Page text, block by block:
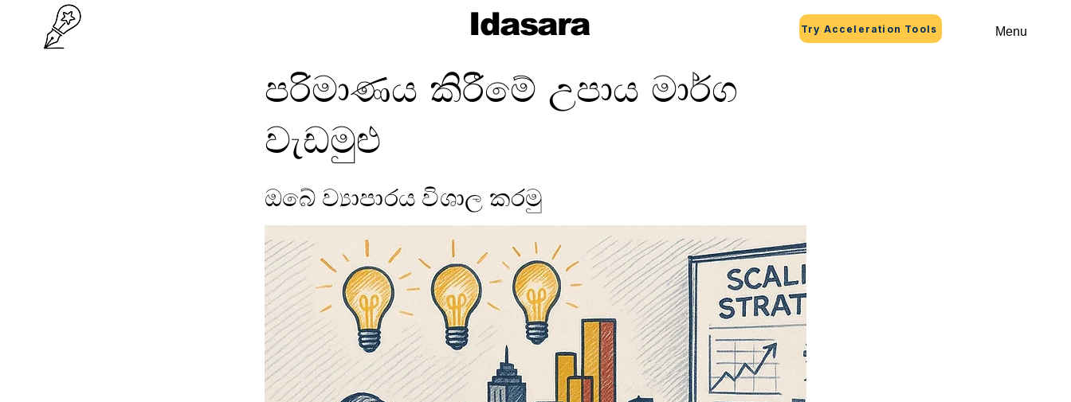
Idasara Try Acceleration Tools Menu
පරිමාණය කිරීමේ උපාය මාර්ග
වැඩමුළු
ඔබේ ව්‍යාපාරය විශාල කරමු